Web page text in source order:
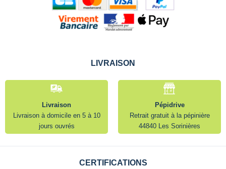
LIVRAISON
Livraison
Livraison à domicile en 5 à 10
jours ouvrés
Pépidrive
Retrait gratuit à la pépinière
44840 Les Sorinières
CERTIFICATIONS